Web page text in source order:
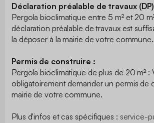
Déclaration préalable de travaux
Pergola bioclimatique entre 5 m² et 20
déclaration préalable de travaux est
la déposer à la mairie de votre commune.
Permis de construire :
Pergola bioclimatique de plus de 20 m² :
obligatoirement demander un permis de
mairie de votre commune.
Plus d'infos et cas spécifiques : ​ service-